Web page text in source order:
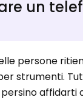
un
persone
strumenti.
affidarti